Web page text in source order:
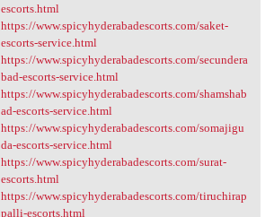
escorts.html
https://www.spicyhyderabadescorts.com/saket-
escorts-service.html
https://www.spicyhyderabadescorts.com/secundera
bad-escorts-service.html
https://www.spicyhyderabadescorts.com/shamshab
ad-escorts-service.html
https://www.spicyhyderabadescorts.com/somajigu
da-escorts-service.html
https://www.spicyhyderabadescorts.com/surat-
escorts.html
https://www.spicyhyderabadescorts.com/tiruchirap
palli-escorts.html